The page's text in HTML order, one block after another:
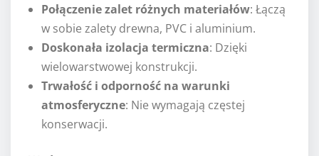
Połączenie zalet różnych materiałów: Łączą
w sobie zalety drewna, PVC i aluminium.
Doskonała izolacja termiczna: Dzięki
wielowarstwowej konstrukcji.
Trwałość i odporność na warunki
atmosferyczne: Nie wymagają częstej
konserwacji.